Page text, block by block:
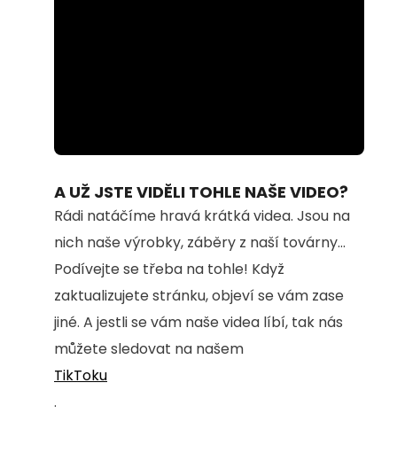
74.69%
A UŽ JSTE VIDĚLI TOHLE NAŠE VIDEO?
Rádi natáčíme hravá krátká videa. Jsou na
nich naše výrobky, záběry z naší továrny...
Podívejte se třeba na tohle! Když
zaktualizujete stránku, objeví se vám zase
jiné. A jestli se vám naše videa líbí, tak nás
můžete sledovat na našem
TikToku
.